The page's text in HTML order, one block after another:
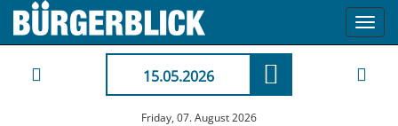
15.05.2026
Friday, 07. August 2026